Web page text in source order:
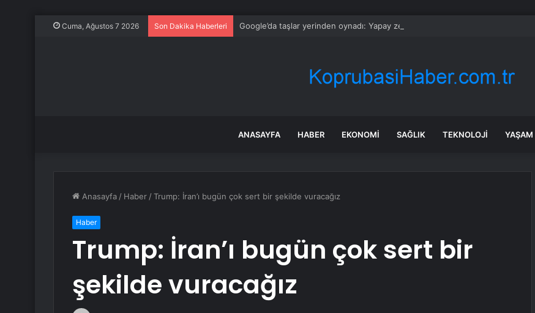
Cuma, Ağustos 7 2026 Son Dakika Haberleri Google’da taşlar yerinden oynadı: Yapay zekâ ekibinin başında artık bir Türk var
ANASAYFA HABER EKONOMI SAĞLIK TEKNOLOJI YAŞAM
Anasayfa / Haber /Trump: İran’ı bugün çok sert bir şekilde vuracağız
Haber
Trump: İran’ı bugün çok sert bir
şekilde vuracağız